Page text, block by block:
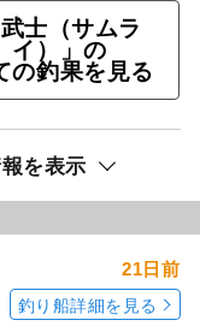
武士（サムラ
イ）」の
の釣果を見る
を表示
21日前
釣り船詳細を見る